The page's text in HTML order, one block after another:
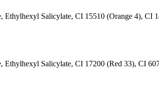
Salicylate, CI 15510 (Orange 4), CI
Salicylate, CI 17200 (Red 33), CI